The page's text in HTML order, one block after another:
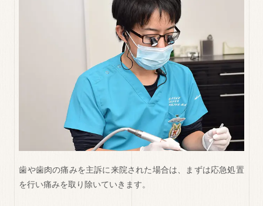
歯や歯肉の痛みを主訴に来院された場合は、まずは応急処置
を行い痛みを取り除いていきます。